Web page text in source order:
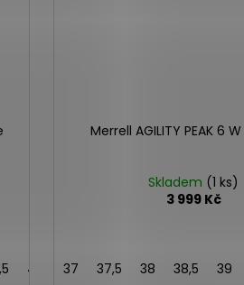
41
Merrell AGILITY PEAK 6
Skladem (1 ks)
3 999 Kč
37 37,5 38 38,5 39